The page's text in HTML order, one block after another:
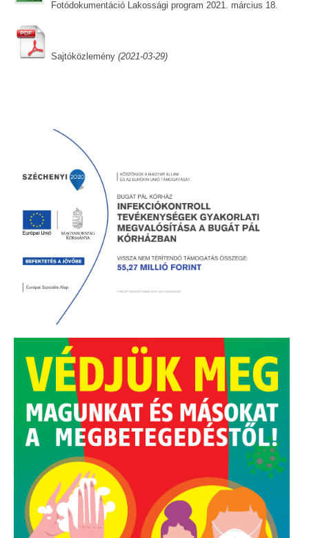
Fotódokumentáció Lakossági program 2021. március 18.
Sajtóközlemény (2021-03-29)